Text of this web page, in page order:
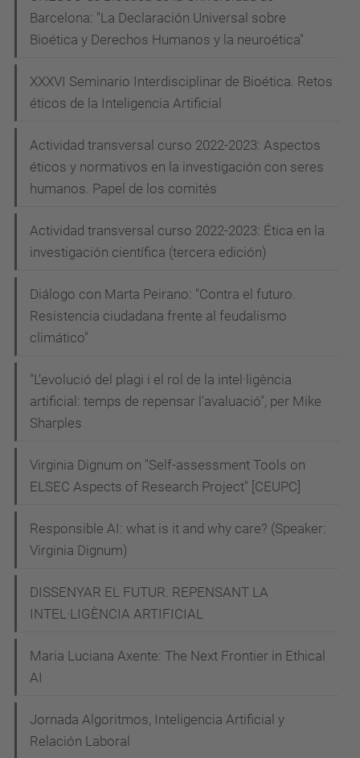
Barcelona: "La Declaración Universal sobre
Bioética y Derechos Humanos y la neuroética"
XXXVI Seminario Interdisciplinar de Bioética. Retos
éticos de la Inteligencia Artificial
Actividad transversal curso 2022-2023: Aspectos
éticos y normativos en la investigación con seres
humanos. Papel de los comités
Actividad transversal curso 2022-2023: Ética en la
investigación científica (tercera edición)
Diálogo con Marta Peirano: "Contra el futuro.
Resistencia ciudadana frente al feudalismo
climático"
"L’evolució del plagi i el rol de la intel·ligència
artificial: temps de repensar l'avaluació", per Mike
Sharples
Virginia Dignum on "Self-assessment Tools on
ELSEC Aspects of Research Project" [CEUPC]
Responsible AI: what is it and why care? (Speaker:
Virginia Dignum)
DISSENYAR EL FUTUR. REPENSANT LA
INTEL·LIGÈNCIA ARTIFICIAL
Maria Luciana Axente: The Next Frontier in Ethical
AI
Jornada Algoritmos, Inteligencia Artificial y
Relación Laboral